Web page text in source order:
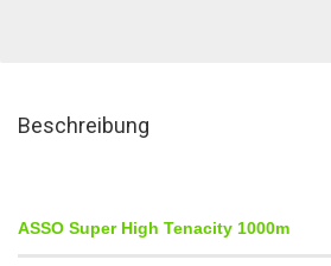
Beschreibung
ASSO Super High Tenacity 1000m